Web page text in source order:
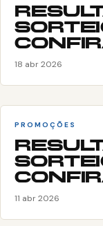
18 abr 2026
PROMOÇÕES
11 abr 2026